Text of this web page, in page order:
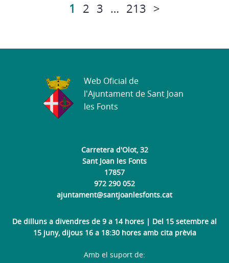
1 2 3 … 213 >
Carretera d'Olot, 32
Sant Joan les Fonts
17857
972 290 052
ajuntament@santjoanlesfonts.cat
De dilluns a divendres de 9 a 14 hores | Del 15 setembre al
15 juny, dijous 16 a 18:30 hores amb cita prèvia
Web Oficial de
l'Ajuntament de Sant Joan
les Fonts
Amb el suport de: